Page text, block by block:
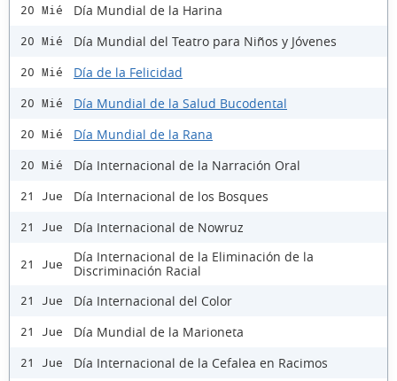
20 Mié Día Mundial de la Harina
20 Mié Día Mundial del Teatro para Niños y Jóvenes
20 Mié Día de la Felicidad
20 Mié Día Mundial de la Salud Bucodental
20 Mié Día Mundial de la Rana
20 Mié Día Internacional de la Narración Oral
21 Jue Día Internacional de los Bosques
21 Jue Día Internacional de Nowruz
21 Jue
Día Internacional de la Eliminación de la
Discriminación Racial
21 Jue Día Internacional del Color
21 Jue Día Mundial de la Marioneta
21 Jue Día Internacional de la Cefalea en Racimos